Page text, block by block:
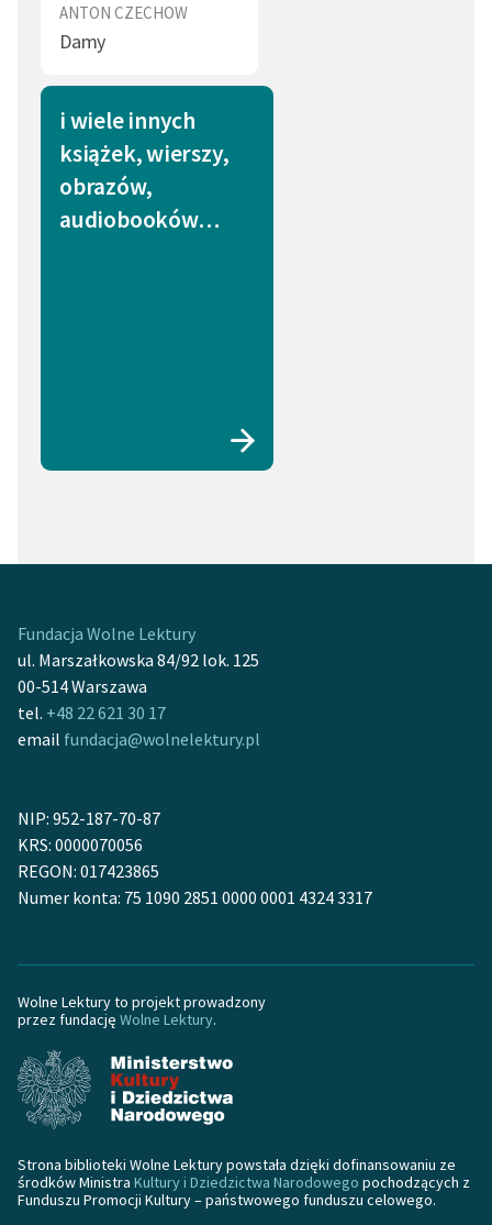
ANTON CZECHOW
Damy
i wiele innych
książek, wierszy,
obrazów,
audiobooków…
Fundacja Wolne Lektury
ul. Marszałkowska 84/92 lok. 125
00-514 Warszawa
tel. +48 22 621 30 17
email fundacja@wolnelektury.pl
NIP: 952-187-70-87
KRS: 0000070056
REGON: 017423865
Numer konta: 75 1090 2851 0000 0001 4324 3317
Wolne Lektury to projekt prowadzony
przez fundację Wolne Lektury.
Strona biblioteki Wolne Lektury powstała dzięki dofinansowaniu ze
środków Ministra Kultury i Dziedzictwa Narodowego pochodzących z
Funduszu Promocji Kultury – państwowego funduszu celowego.